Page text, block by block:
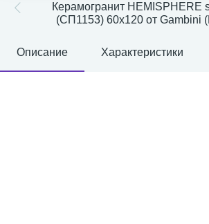
Керамогранит HEMISPHERE
(СП1153) 60x120 от Gambini
Описание Характеристики